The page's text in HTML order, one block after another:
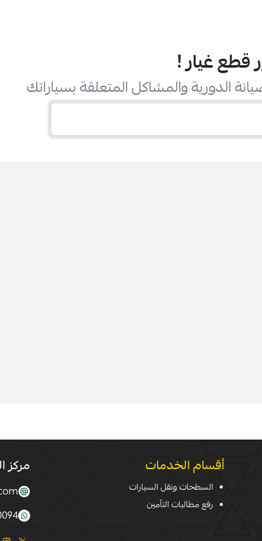
قطع غيار!
الدورية والمشاكل المتعلقة بسياراتك
أقسام الخدمات
السطحات ونقل السيارات
رفع مطالبات التأمين
مركز